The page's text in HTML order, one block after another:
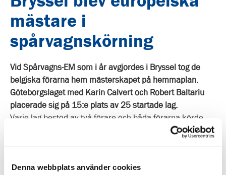
Denna webbplats använder cookies
mästare i
spårvagnskörning
Vid Spårvagns-EM som i år avgjordes i Bryssel tog de
belgiska förarna hem mästerskapet på hemmaplan.
Göteborgslaget med Karin Calvert och Robert Baltariu
placerade sig på 15:e plats av 25 startade lag.
Varje lag bestod av två förare och båda förarna körde
samma grenar i två olika omgångar, bland annat
precisionsstopp och klassikern spårvagnsbowling.
Sedan 2012 arrangeras Spårvagns-EM för förare i